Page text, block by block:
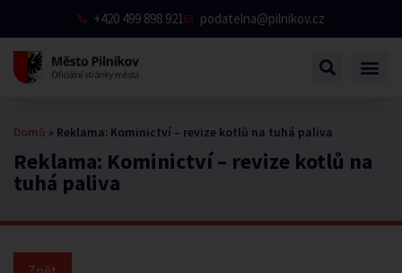
+420 499 898 921 podatelna@pilnikov.cz
Reklama: Kominictví – revize kotlů na
tuhá paliva
Domů » Reklama: Kominictví – revize kotlů na tuhá paliva